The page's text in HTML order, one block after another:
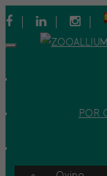
| | |
Toggle
POR